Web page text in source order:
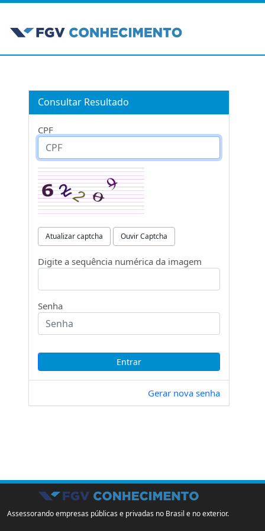
Consultar Resultado
CPF
Atualizar captcha Ouvir Captcha
Digite a sequência numérica da imagem
Senha
Gerar nova senha
Assessorando empresas públicas e privadas no Brasil e no exterior.